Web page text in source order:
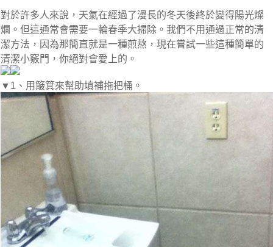
對於許多人來說，天氣在經過了漫長的冬天後終於變得陽光燦
爛。但這通常會需要一輪春季大掃除。我們不用通過正常的清
潔方法，因為那簡直就是一種煎熬，現在嘗試一些這種簡單的
清潔小竅門，你絕對會愛上的。
▼1、用簸箕來幫助填補拖把桶。